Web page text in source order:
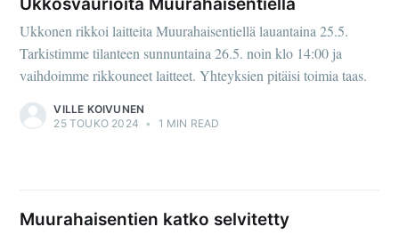
Ukkonen rikkoi laitteita Muurahaisentiellä lauantaina 25.5.
Tarkistimme tilanteen sunnuntaina 26.5. noin klo 14:00 ja
vaihdoimme rikkouneet laitteet. Yhteyksien pitäisi toimia taas.
VILLE KOIVUNEN
25 TOUKO 2024 • 1 MIN READ
Muurahaisentien katko selvitetty